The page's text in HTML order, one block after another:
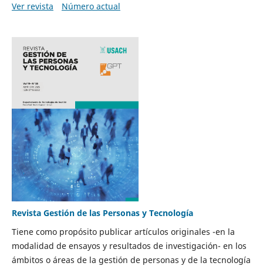
Ver revista
Número actual
Revista Gestión de las Personas y Tecnología
Tiene como propósito publicar artículos originales -en la
modalidad de ensayos y resultados de investigación- en los
ámbitos o áreas de la gestión de personas y de la tecnología